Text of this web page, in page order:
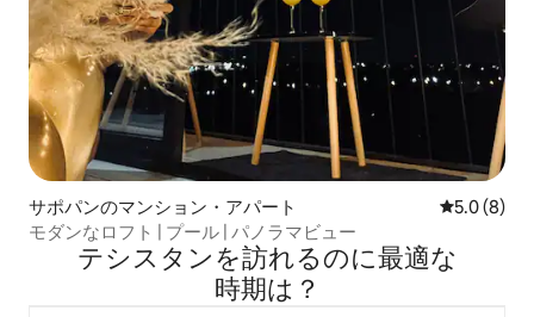
サポパンのマンション・アパート レビュー8
5.0 (8)
モダンなロフト | プール | パノラマビュー
テシスタンを訪⁠れ⁠るの⁠に最⁠適⁠な
時⁠期⁠は⁠？